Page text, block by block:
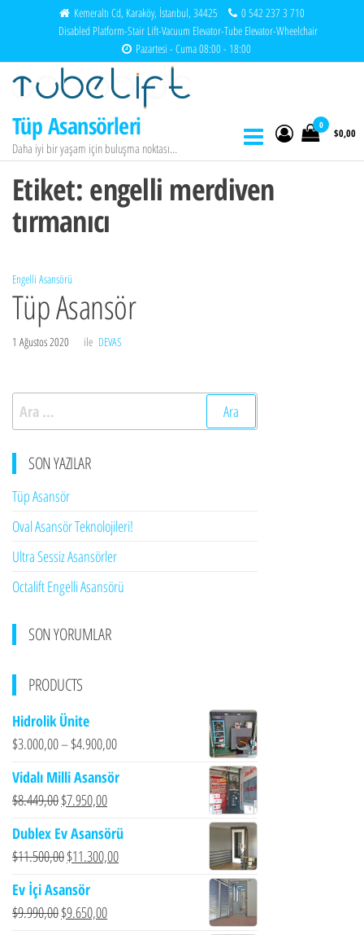
Kemeraltı Cd, Karaköy, İstanbul, 34425
0 542 237 3 710
Disabled Platform-Stair Lift-Vacuum Elevator-Tube Elevator-Wheelchair
Pazartesi - Cuma 08:00 - 18:00
Tüp Asansörleri
Daha iyi bir yaşam için buluşma noktası…
0
$0,00
Etiket: engelli merdiven
tırmanıcı
Engelli Asansörü
Tüp Asansör
1 Ağustos 2020 ile DEVAS
Arama:
SON YAZILAR
Tüp Asansör
Oval Asansör Teknolojileri!
Ultra Sessiz Asansörler
Octalift Engelli Asansörü
SON YORUMLAR
PRODUCTS
Hidrolik Ünite
$3.000,00–$4.900,00
Vidalı Milli Asansör
$8.449,00Orijinal
$8.449,00.
$7.950,00Şu
fiyat:
$7.950,00.
Dublex Ev Asansörü
$11.500,00Orijinal
$11.500,00.
$11.300,00Şu
Ev İçi Asansör
$9.990,00Orijinal
$9.650,00Şu